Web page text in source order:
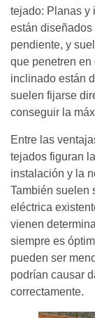
tejado: Planas y
están
pendiente, y
que penetren
inclinado están
suelen fijarse
conseguir la
Entre las
tejados figuran
instalación y la
También suelen
eléctrica
vienen
siempre es
pueden ser
podrían causar
correctamente.